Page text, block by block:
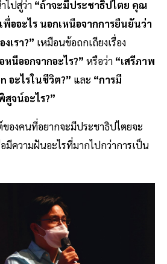
ไปสู่ว่า “ถ้าจะมีประชาธิปไตย คุณ
ออะไร นอกเหนือจากการยืนยันว่า
เรา?” เหมือนข้อถกเถียงเรื่อง
หนีออกจากอะไร?” หรือว่า “เสรีภาพ
อะไรในชีวิต?” และ “การมี
จน์อะไร?”
องคนที่อยากจะมีประชาธิปไตยจะ
มีความฝันอะไรที่มากไปกว่าการเป็น